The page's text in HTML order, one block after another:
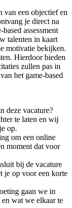
van een objectief en
je direct na
assessment
talenten in kaart
motivatie bekijken.
Hierdoor bieden
zullen pas in
het game-based
deze vacature?
te laten en wij
op.
om een online
moment dat voor
bij de vacature
je op voor een korte
gaan we in
wat we elkaar te